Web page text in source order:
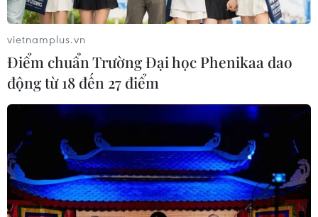
vietnamplus.vn
Điểm chuẩn Trường Đại học Phenikaa dao
động từ 18 đến 27 điểm